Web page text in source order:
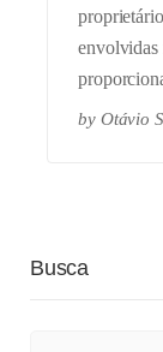
envolvidas
by Otávio
Busca